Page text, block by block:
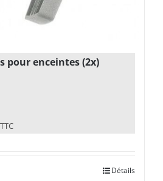
pour enceintes (2x)
TTC
Détails